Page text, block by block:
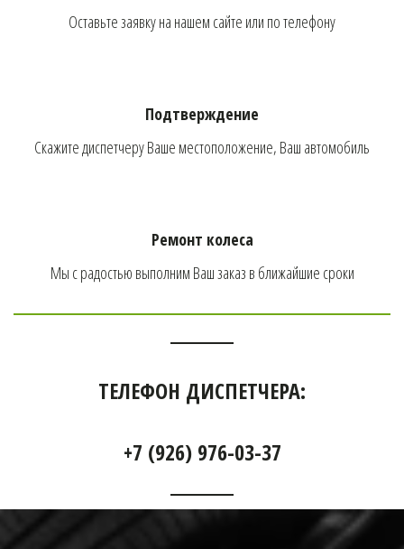
Оставьте заявку на нашем сайте или по телефону
Подтверждение
Скажите диспетчеру Ваше местоположение, Ваш автомобиль
Ремонт колеса
Мы с радостью выполним Ваш заказ в ближайшие сроки
ТЕЛЕФОН ДИСПЕТЧЕРА:
+7 (926) 976-03-37